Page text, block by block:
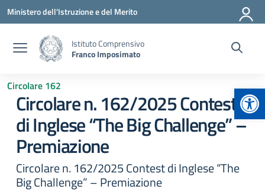
Vai ai contenuti
Vai al menu di navigazione
Vai al footer
Ministero dell'Istruzione e del Merito
Istituto Comprensivo
Franco Imposimato
Circolare 162
Circolare n. 162/2025 Contest
di Inglese “The Big Challenge” –
Premiazione
Circolare n. 162/2025 Contest di Inglese “The
Big Challenge” – Premiazione